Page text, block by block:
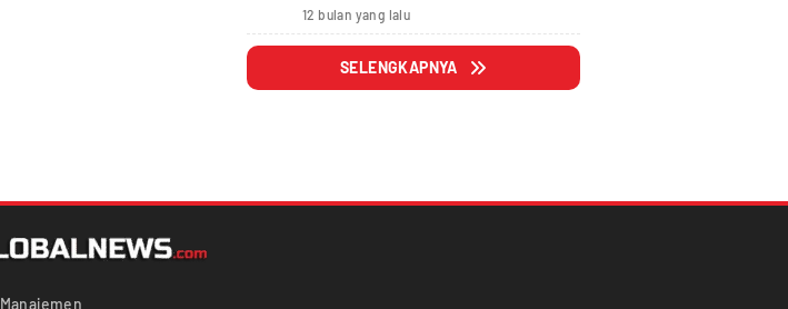
Lewat Tanggal 29 Agustus 2025
Hangus
12 bulan yang lalu
SELENGKAPNYA
Manajemen